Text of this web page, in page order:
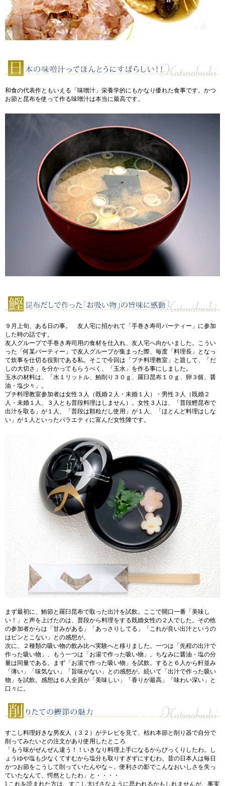
和食の代表作ともいえる「味噌汁」栄養学的にもかなり優れた食事です。かつ
お節と昆布を使って作る味噌汁は本当に最高です。
９月上旬、ある日の事。 友人宅に招かれて「手巻き寿司パーティー」に参加
した時の話です。
友人グループで手巻き寿司用の食材を仕入れ、友人宅へ向かいました。こうい
った「何某パーティー」で友人グループが集まった際、毎度「料理長」となっ
て炊事を仕切る役割である私。そこで今回は「プチ料理教室」と題して、「だ
しの大切さ」を分かってもらうべく、「玉水」を作る事にしました。
玉水の材料は、「水１リットル、鮪削り３０ｇ、羅臼昆布１０ｇ、卵３個、醤
油・塩少々」。
プチ料理教室参加者は女性３人（既婚２人・未婚１人）・男性３人（既婚２
人・未婚１人、３人とも普段料理はしません）。女性３人は、「普段鰹昆布で
出汁を取る」が１人、「普段は顆粒だし使用」が１人、「ほとんど料理はしな
い」が１人といったバラエティに富んだ女性陣です。
まず最初に、鮪節と羅臼昆布で取った出汁を試飲。ここで開口一番「美味し
い！」と声を上げたのは、普段から料理をする既婚女性の２人でした。その他
の参加者からは「甘みがある」「あっさりしてる」「これが良い出汁というの
はピンとこない」との感想が。
次に、２種類の吸い物の飲み比べ実験へと移りました。一つは「先程の出汁で
作った吸い物」、もう一つは「お湯で作った吸い物」。ちなみに醤油・塩の分
量は同量である。まず「お湯で作った吸い物」を試飲。すると６人から軒並み
「薄い」「味気ない」「旨味がない」との感想が。続いて「出汁で作った吸い
物」を試飲。感想は６人全員が「美味しい」「香りが最高」「味わい深い」と
口々に。
すこし料理好きな男友人（３２）がテレビを見て、枯れ本節と削り器で自分で
削ってみたいとの注文があり使用したところ
「もう味がぜんぜん違う！！いきなり料理上手になるからびっくりしたわ。し
ょうゆや塩も少なくてすむから塩分も取りすぎずにすむわ。昔の日本人は毎日
かつお節をこうして削っていたんやな～。便利さの影でこんなおいしさを失っ
ていたなんて、愕然としたわ」と・・・・
} これを読まれた方は、すこし大げさなように思われるかもしれませんが、事実